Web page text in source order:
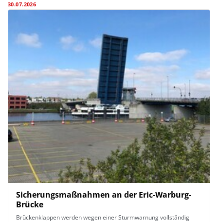
30.07.2026
Sicherungsmaßnahmen an der Eric-Warburg-
Brücke
Brückenklappen werden wegen einer Sturmwarnung vollständig